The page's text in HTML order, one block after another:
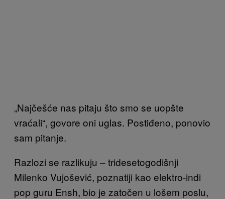
„Najčešće nas pitaju što smo se uopšte
vraćali“, govore oni uglas. Postiđeno, ponovio
sam pitanje.
Razlozi se razlikuju – tridesetogodišnji
Milenko Vujošević, poznatiji kao elektro-indi
pop guru Ensh, bio je zatočen u lošem poslu,